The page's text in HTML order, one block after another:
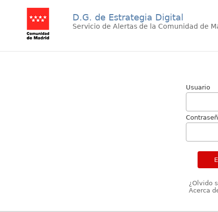
D.G. de Estrategia Digital
Servicio de Alertas de la Comunidad de
Usuario
¿Olvido
Acerca